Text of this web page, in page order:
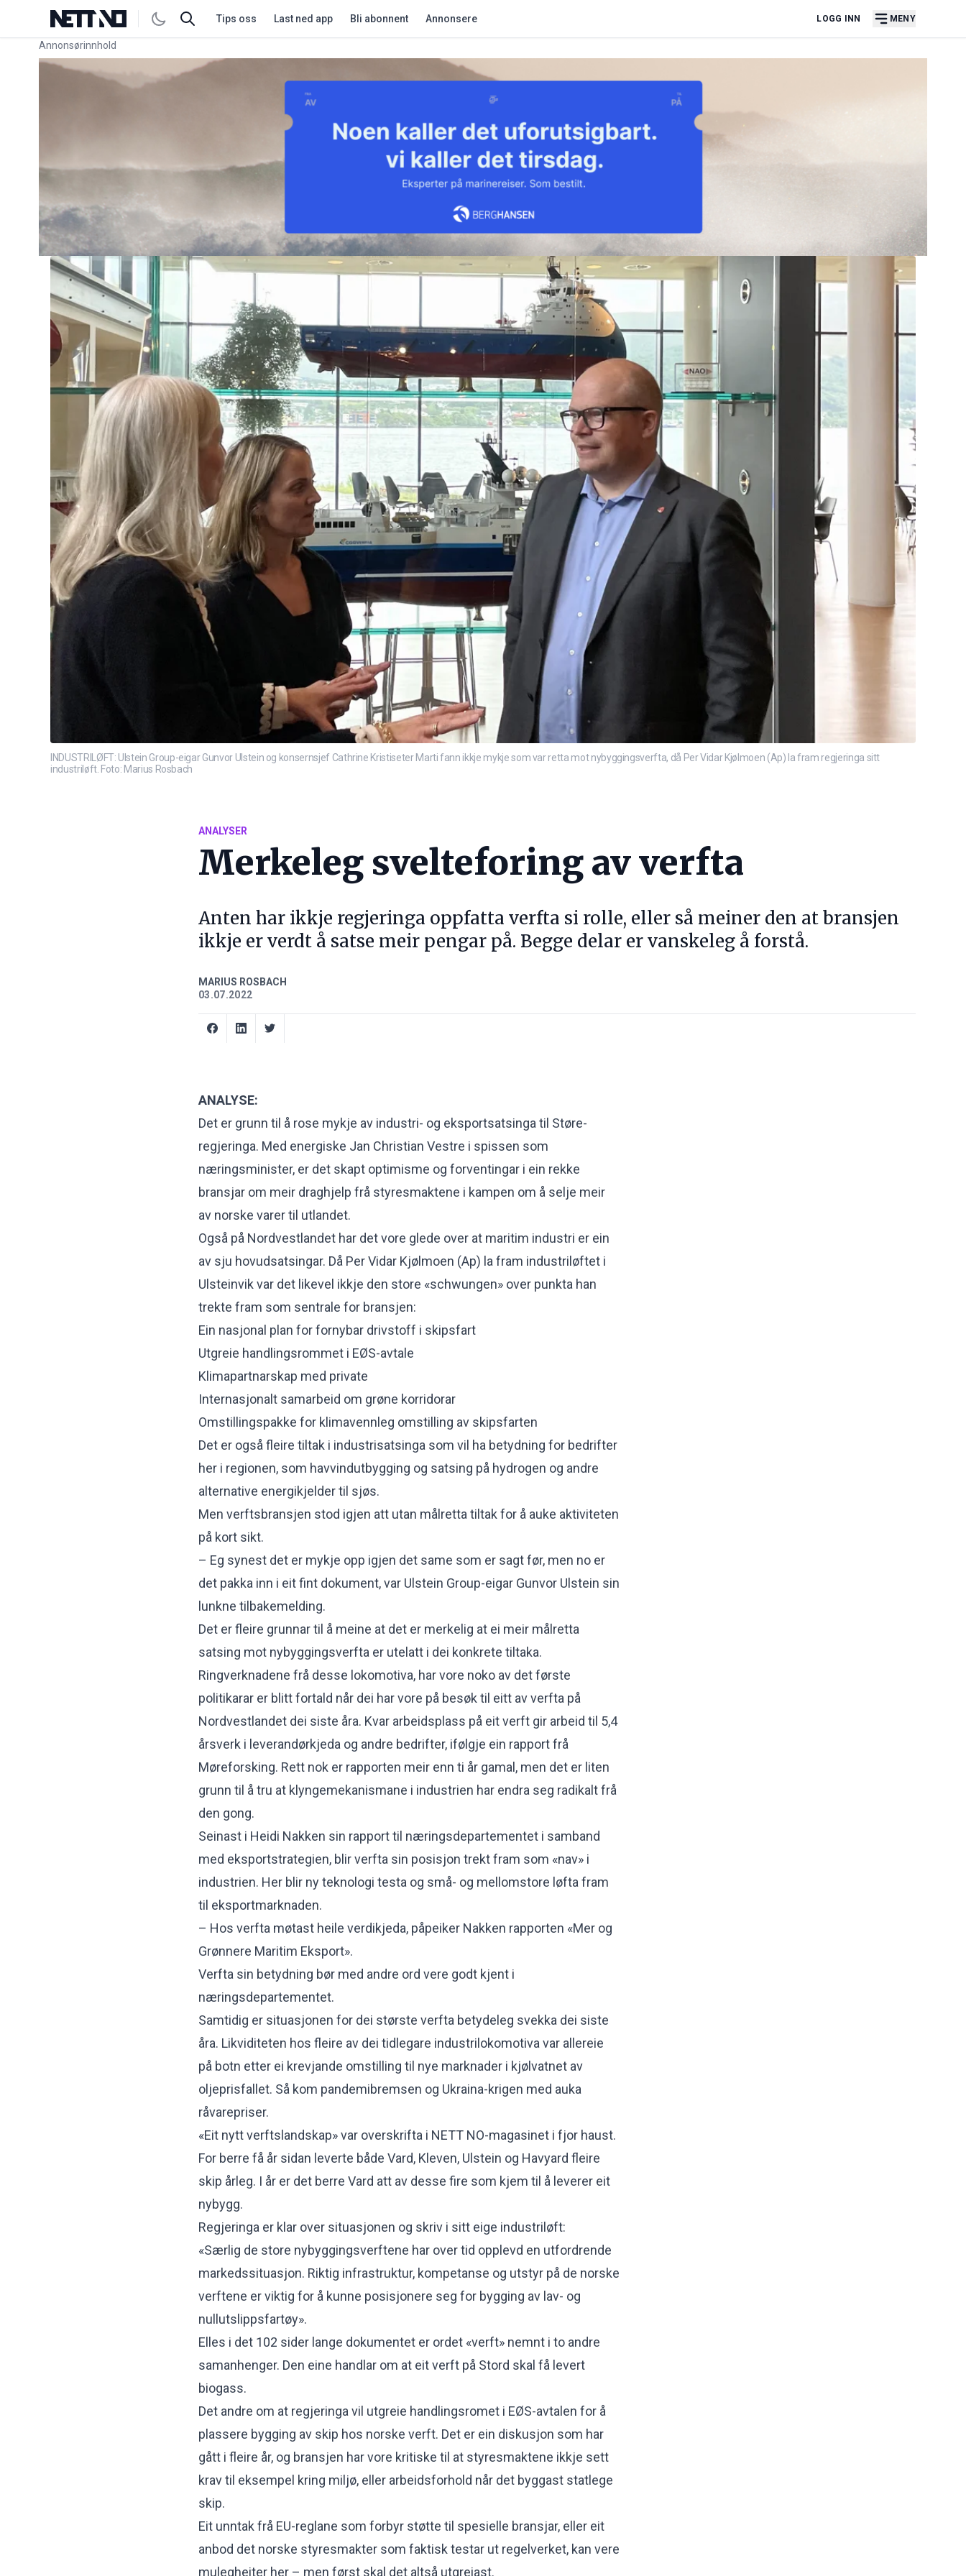
Tips oss Last ned app Bli abonnent Annonsere LOGG INN MENY
Annonsørinnhold
Link for annonse
INDUSTRILØFT: Ulstein Group-eigar Gunvor Ulstein og konsernsjef Cathrine Kristiseter Marti fann ikkje mykje som var retta mot nybyggingsverfta, då Per Vidar Kjølmoen (Ap) la fram regjeringa sitt
industriløft. Foto: Marius Rosbach
ANALYSER
Merkeleg svelteforing av verfta
Anten har ikkje regjeringa oppfatta verfta si rolle, eller så meiner den at bransjen
ikkje er verdt å satse meir pengar på. Begge delar er vanskeleg å forstå.
MARIUS ROSBACH
03.07.2022
ANALYSE:
Det er grunn til å rose mykje av industri- og eksportsatsinga til Støre-
regjeringa. Med energiske Jan Christian Vestre i spissen som
næringsminister, er det skapt optimisme og forventingar i ein rekke
bransjar om meir draghjelp frå styresmaktene i kampen om å selje meir
av norske varer til utlandet.
Også på Nordvestlandet har det vore glede over at maritim industri er ein
av sju hovudsatsingar. Då Per Vidar Kjølmoen (Ap) la fram industriløftet i
Ulsteinvik var det likevel ikkje den store «schwungen» over punkta han
trekte fram som sentrale for bransjen:
Ein nasjonal plan for fornybar drivstoff i skipsfart
Utgreie handlingsrommet i EØS-avtale
Klimapartnarskap med private
Internasjonalt samarbeid om grøne korridorar
Omstillingspakke for klimavennleg omstilling av skipsfarten
Det er også fleire tiltak i industrisatsinga som vil ha betydning for bedrifter
her i regionen, som havvindutbygging og satsing på hydrogen og andre
alternative energikjelder til sjøs.
Men verftsbransjen stod igjen att utan målretta tiltak for å auke aktiviteten
på kort sikt.
– Eg synest det er mykje opp igjen det same som er sagt før, men no er
det pakka inn i eit fint dokument, var Ulstein Group-eigar Gunvor Ulstein sin
lunkne tilbakemelding.
Det er fleire grunnar til å meine at det er merkelig at ei meir målretta
satsing mot nybyggingsverfta er utelatt i dei konkrete tiltaka.
Ringverknadene frå desse lokomotiva, har vore noko av det første
politikarar er blitt fortald når dei har vore på besøk til eitt av verfta på
Nordvestlandet dei siste åra. Kvar arbeidsplass på eit verft gir arbeid til 5,4
årsverk i leverandørkjeda og andre bedrifter, ifølgje ein rapport frå
Møreforsking. Rett nok er rapporten meir enn ti år gamal, men det er liten
grunn til å tru at klyngemekanismane i industrien har endra seg radikalt frå
den gong.
Seinast i Heidi Nakken sin rapport til næringsdepartementet i samband
med eksportstrategien, blir verfta sin posisjon trekt fram som «nav» i
industrien. Her blir ny teknologi testa og små- og mellomstore løfta fram
til eksportmarknaden.
– Hos verfta møtast heile verdikjeda, påpeiker Nakken rapporten «Mer og
Grønnere Maritim Eksport».
Verfta sin betydning bør med andre ord vere godt kjent i
næringsdepartementet.
Samtidig er situasjonen for dei største verfta betydeleg svekka dei siste
åra. Likviditeten hos fleire av dei tidlegare industrilokomotiva var allereie
på botn etter ei krevjande omstilling til nye marknader i kjølvatnet av
oljeprisfallet. Så kom pandemibremsen og Ukraina-krigen med auka
råvarepriser.
«Eit nytt verftslandskap» var overskrifta i NETT NO-magasinet i fjor haust.
For berre få år sidan leverte både Vard, Kleven, Ulstein og Havyard fleire
skip årleg. I år er det berre Vard att av desse fire som kjem til å leverer eit
nybygg.
Regjeringa er klar over situasjonen og skriv i sitt eige industriløft:
«Særlig de store nybyggingsverftene har over tid opplevd en utfordrende
markedssituasjon. Riktig infrastruktur, kompetanse og utstyr på de norske
verftene er viktig for å kunne posisjonere seg for bygging av lav- og
nullutslippsfartøy».
Elles i det 102 sider lange dokumentet er ordet «verft» nemnt i to andre
samanhenger. Den eine handlar om at eit verft på Stord skal få levert
biogass.
Det andre om at regjeringa vil utgreie handlingsromet i EØS-avtalen for å
plassere bygging av skip hos norske verft. Det er ein diskusjon som har
gått i fleire år, og bransjen har vore kritiske til at styresmaktene ikkje sett
krav til eksempel kring miljø, eller arbeidsforhold når det byggast statlege
skip.
Eit unntak frå EU-reglane som forbyr støtte til spesielle bransjar, eller eit
anbod det norske styresmakter som faktisk testar ut regelverket, kan vere
mulegheiter her – men først skal det altså utgreiast.